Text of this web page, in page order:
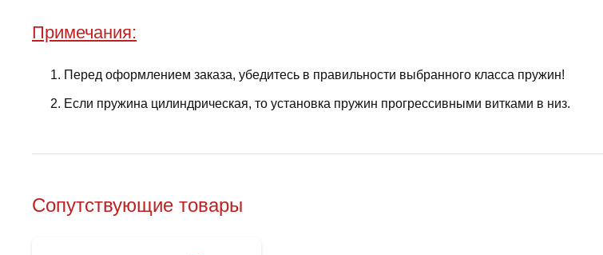
Примечания:
Перед оформлением заказа, убедитесь в правильности выбранного класса пружин!
Если пружина цилиндрическая, то установка пружин прогрессивными витками в низ.
Сопутствующие товары